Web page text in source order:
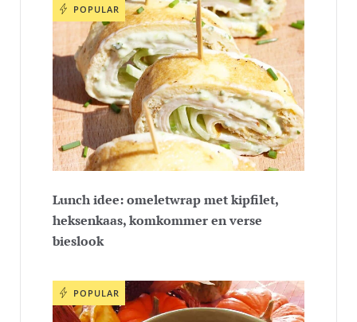
POPULAR
Lunch idee: omeletwrap met kipfilet,
heksenkaas, komkommer en verse
bieslook
POPULAR